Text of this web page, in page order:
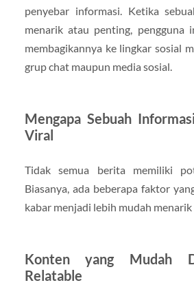
penyebar informasi. Ketika
menarik atau penting, pengguna
membagikannya ke lingkar sosial
grup chat maupun media sosial.
Mengapa Sebuah
Viral
Tidak semua berita memiliki
Biasanya, ada beberapa faktor
kabar menjadi lebih mudah
Konten yang Mudah
Relatable